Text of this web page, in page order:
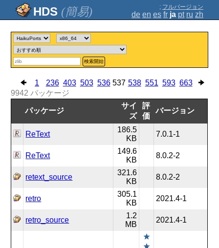
(簡易) ; フルバージョン
de en es fr ja pt ru zh
検索開始
1 236 403 503 536 537 538 551 593 663
9942 パッケージ
パッケージ
サイ
ズ
評
価
バージョン
ReText
186.5
KB
7.0.1-1
ReText
149.6
KB
8.0.2-2
retext_source
321.6
KB
8.0.2-2
retro
305.1
KB
2021.4-1
retro_source
1.2
MB
2021.4-1